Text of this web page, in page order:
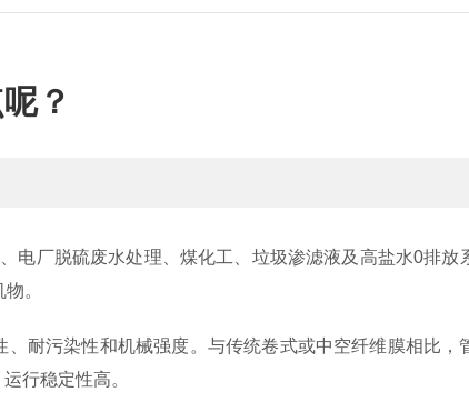
？
电厂脱硫废水处理、煤化工、垃圾渗滤液及高盐水0排放
。
耐污染性和机械强度。与传统卷式或中空纤维膜相比，
行稳定性高。